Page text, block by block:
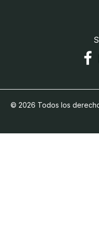
© 2026 Todos los